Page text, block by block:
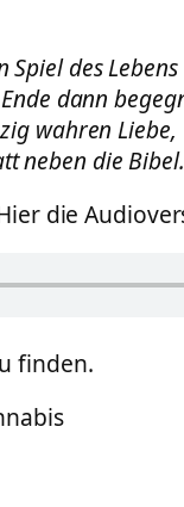
des Lebens
dann
wahren Liebe,
neben die Bibel.
die
finden.